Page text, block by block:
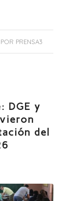
POR PRENSA3
DGE y
del